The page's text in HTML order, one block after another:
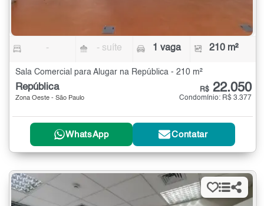
- - suíte 1 vaga 210 m²
Sala Comercial para Alugar na República - 210 m²
República
Zona Oeste - São Paulo
R$ 22.050
Condomínio: R$ 3.377
WhatsApp Contatar